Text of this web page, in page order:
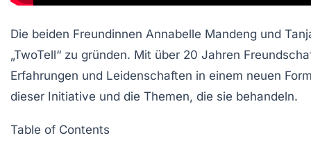
Die beiden Freundinnen Annabelle Mandeng und
„TwoTell“ zu gründen. Mit über 20 Jahren
Erfahrungen und Leidenschaften in einem neuen
dieser Initiative und die Themen, die sie behandeln.
Table of Contents